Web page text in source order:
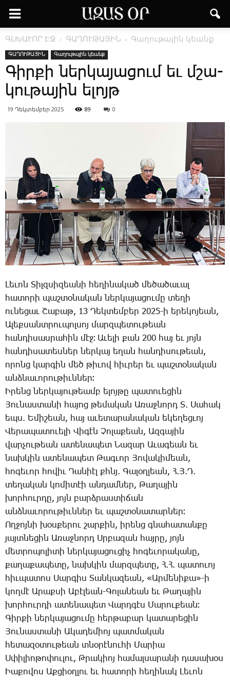
ԳԼԽԱՒՈՐ ԷՋ ԳԱՂՈՒԹԱՅԻՆ Գաղութային կեանք
ԳԱՂՈՒԹԱՅԻՆ Գաղութային կեանք
­Գիր­քի ներ­կա­յա­ցում եւ մշա­
կու­թա­յին ե­լոյթ
19 Դեկտեմբեր 2025 89 0
­Լե­ւոն ­Տիլզ­սի­զեա­նի հե­ղի­նա­կած մե­ծա­ծա­ւալ
հա­տո­րի պաշ­տօ­նա­կան ներ­կա­յա­ցու­մը տե­ղի
ու­նե­ցաւ ­Շա­բաթ, 13 ­Դեկ­տեմ­բեր 2025-ի ե­րե­կո­յեան,
Ա­լեք­սանտ­րու­պոլ­սոյ մարզ­պե­տու­թեան
հան­դի­սաս­րա­հին մէջ։ Ա­ւե­լի քան 200 հայ եւ յոյն
հան­դի­սա­տես­ներ ներ­կայ ե­ղան հան­դի­սու­թեան,
ո­րոնց կար­գին մեծ թի­ւով հիւ­րեր եւ պաշ­տօ­նա­կան
անձ­նա­ւո­րու­թիւն­ներ։
Ի­րենց ներ­կա­յու­թեամբ ե­լոյ­թը պա­տո­ւե­ցին
­Յու­նաս­տա­նի հա­յոց թե­մա­կան Ա­ռաջ­նորդ Տ. ­Սա­հակ
եպս. Ե­մի­շեան, հայ աւետարանական եկեղեցւոյ
Վերապատուելի Վիգէն Չոլաքեան, Ազ­գա­յին
վար­չու­թեան ա­տե­նա­պետ ­Նա­զար Ա­ւա­գեան եւ
նախ­կին ա­տե­նա­պետ ­Թագ­ւոր ­Յո­վա­կի­մեան,
հո­գե­ւոր հո­վիւ ­Դա­նիէլ քհնյ. ­Գա­լօղ­լեան, Հ.Յ.Դ.
տե­ղա­կան կո­մի­տէի ան­դամ­ներ, ­Թա­ղա­յին
խոր­հուր­դը, յոյն բարձ­րաս­տի­ճան
անձ­նա­ւո­րու­թիւն­ներ եւ պաշ­տօ­նա­տար­ներ։
Ող­ջոյ­նի խօս­քե­րու շար­քին, ի­րենց գնա­հա­տան­քը
յայտ­նե­ցին Ա­ռաջ­նորդ Սր­բա­զան հայ­րը, յոյն
մետ­րո­պո­լի­տի ներ­կա­յա­ցու­ցիչ հո­գե­ւո­րա­կա­նը,
քա­ղա­քա­պե­տը, նախ­կին մարզ­պե­տը, Հ.Հ. պա­տո­ւոյ
հիւ­պա­տոս ­Սար­գիս ­Տան­կա­զեան, «Ար­մե­նի­քա»-ի
կող­մէ Ա­րաք­սի Ա­բէ­լեան-­Գո­լա­նեան եւ ­Թա­ղա­յին
խոր­հուր­դի ա­տե­նա­պետ ­Վարդ­գէս ­Մա­րու­քեան։
­Գիր­քի ներ­կա­յա­ցու­մը հեր­թա­բար կա­տա­րե­ցին
­Յու­նաս­տա­նի Ա­կա­դե­միոյ պատ­մա­կան
հե­տա­զօ­տու­թեան տնօ­րէ­նու­հի ­Մա­րիա
Ս­փի­լիո­թո­փու­լու, Թ­րա­կիոյ հա­մալ­սա­րա­նի դա­սա­խօս
Իա­քո­վոս Աք­ցիօղ­լու եւ հա­տո­րի հե­ղի­նակ ­Լե­ւոն